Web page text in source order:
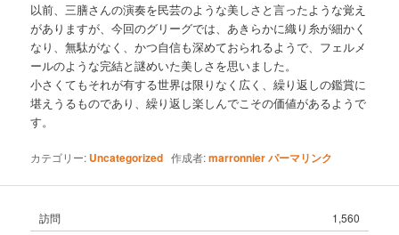
以前、三膳さんの演奏を民芸のような美しさと言ったような覚え
がありますが、今回のグリーグでは、あきらかに織り糸が細かく
なり、無駄がなく、かつ自信も深めておられるようで、フェルメ
ールのような完結と謎めいた美しさを思いました。
小さくてもそれが有する世界は限りなく広く、繰り返しの鑑賞に
堪えうるものであり、繰り返し楽しんでこその価値があるようで
す。
カテゴリー: Uncategorized 作成者:marronnierパーマリンク
訪問
1,560